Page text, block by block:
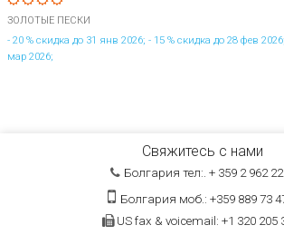
ЗОЛОТЫЕ ПЕСКИ
- 20 % скидка до 31 янв 2026; - 15 % скидка до 28 фев
мар 2026;
Свяжитесь с нами
Болгария тел:. + 359 2 962
Болгария моб.: +359 889 73
US fax & voicemail: +1 320 205